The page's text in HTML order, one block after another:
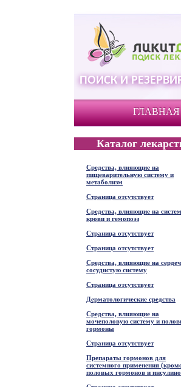
ПОИСК И
ГЛАВНАЯ
Каталог
Средства, влияющие на
пищеварительную систему и
метаболизм
Страница отсутствует
Средства, влияющие на
крови и гемопоэз
Страница отсутствует
Страница отсутствует
Средства, влияющие на
сосудистую систему
Страница отсутствует
Дерматологические средства
Средства, влияющие на
мочеполовую систему и
гормоны
Страница отсутствует
Препараты гормонов для
системного применения
половых гормонов и